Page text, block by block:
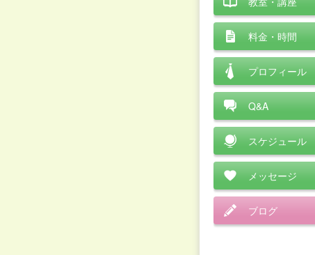
料金・時間
プロフィール
Q&A
スケジュール
メッセージ
ブログ